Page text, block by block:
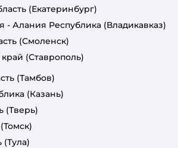
(Екатеринбург)
- Алания Республика (Владикавказ)
(Смоленск)
(Ставрополь)
(Тамбов)
(Казань)
(Тверь)
(Томск)
(Тула)